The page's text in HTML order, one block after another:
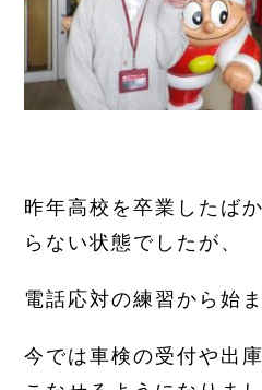
昨年高校を卒業したば
らない状態でしたが、
電話応対の練習から始ま
今では車検の受付や出